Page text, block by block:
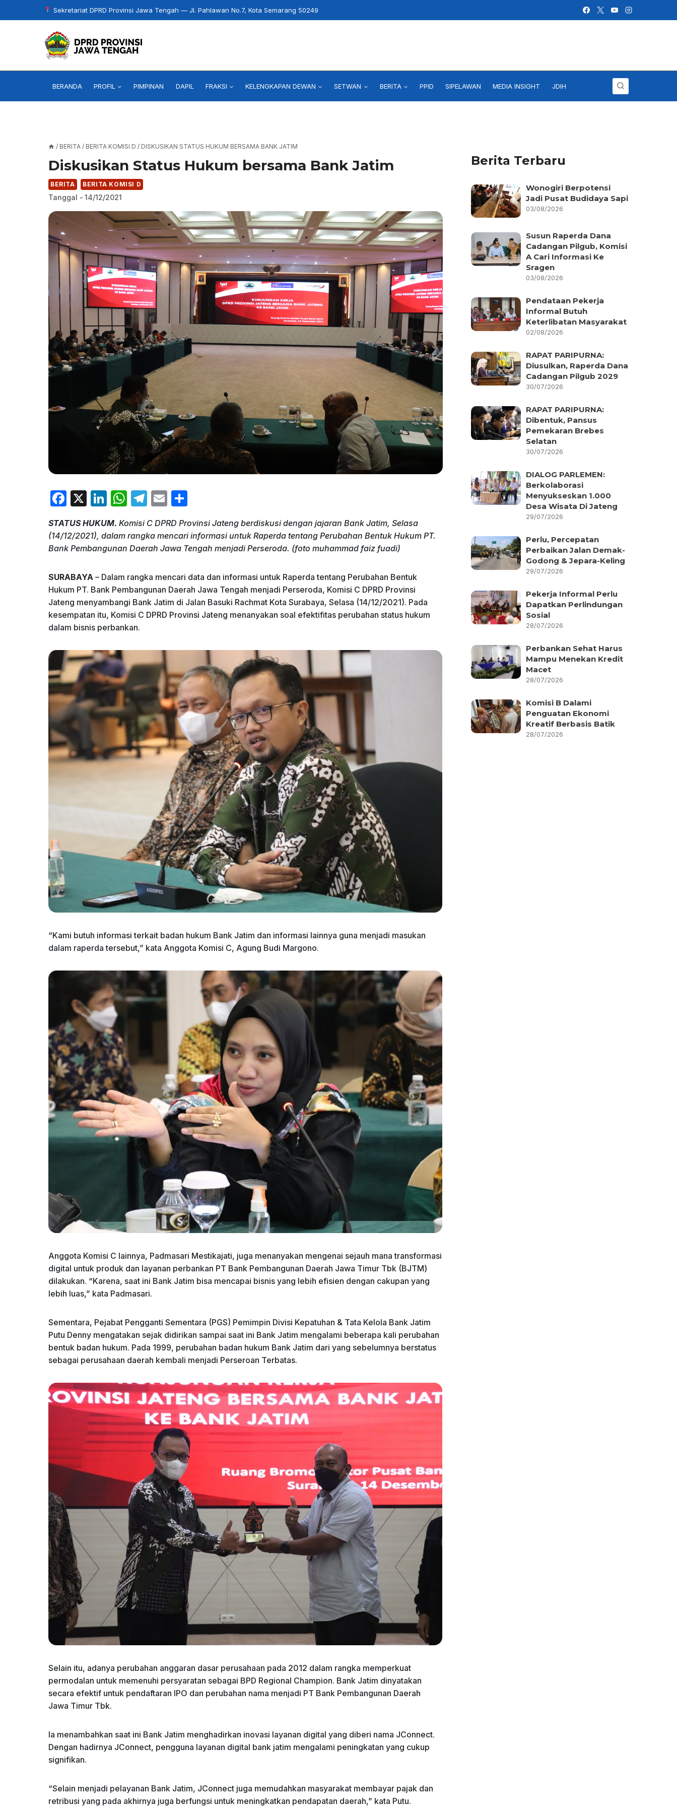
to
Sekretariat DPRD Provinsi Jawa Tengah — Jl. Pahlawan No.7, Kota Semarang 50249
BERANDA PROFIL PIMPINAN DAPIL FRAKSI KELENGKAPAN DEWAN SETWAN BERITA PPID SIPELAWAN MEDIA INSIGHT JDIH
/ BERITA / BERITA KOMISI D / DISKUSIKAN STATUS HUKUM BERSAMA BANK JATIM
Diskusikan Status Hukum bersama Bank Jatim
BERITA BERITA KOMISI D
Tanggal - 14/12/2021
F
c
e
o
o
k
X
Li
k
e
n
W
at
s
p
p
T
e
gr
m
E
ai
l
ar
e
STATUS HUKUM. Komisi C DPRD Provinsi Jateng berdiskusi dengan jajaran Bank Jatim, Selasa
(14/12/2021), dalam rangka mencari informasi untuk Raperda tentang Perubahan Bentuk Hukum PT.
Bank Pembangunan Daerah Jawa Tengah menjadi Perseroda. (foto muhammad faiz fuadi)
SURABAYA – Dalam rangka mencari data dan informasi untuk Raperda tentang Perubahan Bentuk
Hukum PT. Bank Pembangunan Daerah Jawa Tengah menjadi Perseroda, Komisi C DPRD Provinsi
Jateng menyambangi Bank Jatim di Jalan Basuki Rachmat Kota Surabaya, Selasa (14/12/2021). Pada
kesempatan itu, Komisi C DPRD Provinsi Jateng menanyakan soal efektifitas perubahan status hukum
dalam bisnis perbankan.
“Kami butuh informasi terkait badan hukum Bank Jatim dan informasi lainnya guna menjadi masukan
dalam raperda tersebut,” kata Anggota Komisi C, Agung Budi Margono.
Anggota Komisi C lainnya, Padmasari Mestikajati, juga menanyakan mengenai sejauh mana transformasi
digital untuk produk dan layanan perbankan PT Bank Pembangunan Daerah Jawa Timur Tbk (BJTM)
dilakukan. “Karena, saat ini Bank Jatim bisa mencapai bisnis yang lebih efisien dengan cakupan yang
lebih luas,” kata Padmasari.
Sementara, Pejabat Pengganti Sementara (PGS) Pemimpin Divisi Kepatuhan & Tata Kelola Bank Jatim
Putu Denny mengatakan sejak didirikan sampai saat ini Bank Jatim mengalami beberapa kali perubahan
bentuk badan hukum. Pada 1999, perubahan badan hukum Bank Jatim dari yang sebelumnya berstatus
sebagai perusahaan daerah kembali menjadi Perseroan Terbatas.
Selain itu, adanya perubahan anggaran dasar perusahaan pada 2012 dalam rangka memperkuat
permodalan untuk memenuhi persyaratan sebagai BPD Regional Champion. Bank Jatim dinyatakan
secara efektif untuk pendaftaran IPO dan perubahan nama menjadi PT Bank Pembangunan Daerah
Jawa Timur Tbk.
Ia menambahkan saat ini Bank Jatim menghadirkan inovasi layanan digital yang diberi nama JConnect.
Dengan hadirnya JConnect, pengguna layanan digital bank jatim mengalami peningkatan yang cukup
signifikan.
“Selain menjadi pelayanan Bank Jatim, JConnect juga memudahkan masyarakat membayar pajak dan
retribusi yang pada akhirnya juga berfungsi untuk meningkatkan pendapatan daerah,” kata Putu.
Berita Terbaru
Wonogiri Berpotensi
Jadi Pusat Budidaya Sapi
03/08/2026
Susun Raperda Dana
Cadangan Pilgub, Komisi
A Cari Informasi Ke
Sragen
03/08/2026
Pendataan Pekerja
Informal Butuh
Keterlibatan Masyarakat
02/08/2026
RAPAT PARIPURNA:
Diusulkan, Raperda Dana
Cadangan Pilgub 2029
30/07/2026
RAPAT PARIPURNA:
Dibentuk, Pansus
Pemekaran Brebes
Selatan
30/07/2026
DIALOG PARLEMEN:
Berkolaborasi
Menyukseskan 1.000
Desa Wisata Di Jateng
29/07/2026
Perlu, Percepatan
Perbaikan Jalan Demak-
Godong & Jepara-Keling
29/07/2026
Pekerja Informal Perlu
Dapatkan Perlindungan
Sosial
28/07/2026
Perbankan Sehat Harus
Mampu Menekan Kredit
Macet
28/07/2026
Komisi B Dalami
Penguatan Ekonomi
Kreatif Berbasis Batik
28/07/2026